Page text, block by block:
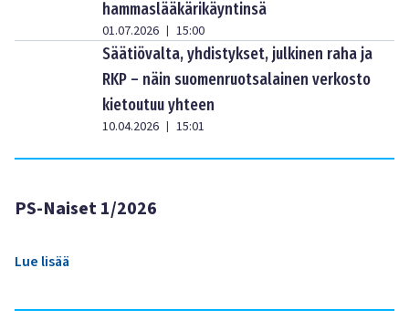
hammaslääkärikäyntinsä
01.07.2026 | 15:00
Säätiövalta, yhdistykset, julkinen raha ja
RKP – näin suomenruotsalainen verkosto
kietoutuu yhteen
10.04.2026 | 15:01
PS-Naiset 1/2026
Lue lisää